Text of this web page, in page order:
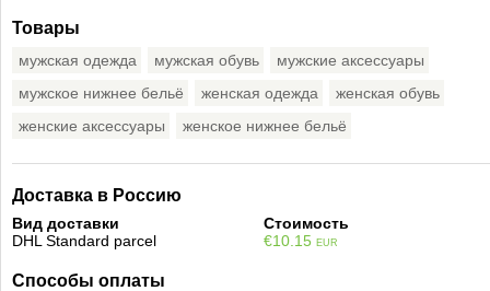
Товары
мужская одежда мужская обувь
мужские аксессуары
мужское нижнее бельё
женская одежда
женская обувь
женские аксессуары
женское нижнее бельё
Доставка в Россию
Вид доставки
Стоимость
DHL Standard parcel
€10.15 EUR
Способы оплаты